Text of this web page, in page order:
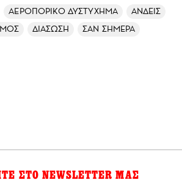
ΑΕΡΟΠΟΡΙΚΟ ΔΥΣΤΥΧΗΜΑ
ΑΝΔΕΙΣ
ΔΙΑΣΩΣΗ ΣΑΝ ΣΗΜΕΡΑ
ΣΤΟ NEWSLETTER ΜΑΣ